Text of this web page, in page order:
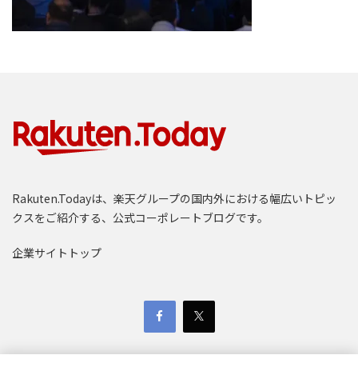
Rakuten.Todayは、楽天グループの国内外における幅広いトピッ
クスをご紹介する、公式コーポレートブログです。
企業サイトトップ